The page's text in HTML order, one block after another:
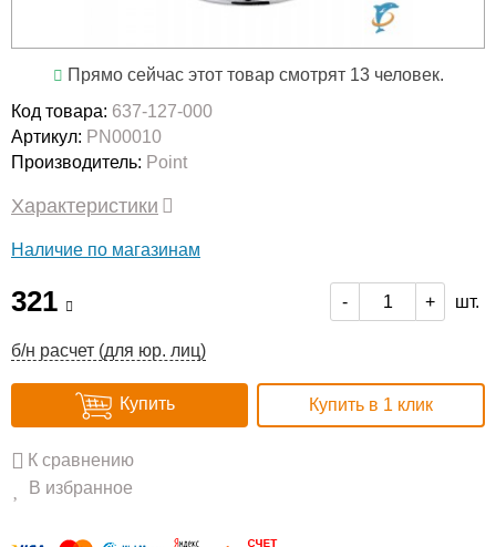
Прямо сейчас этот товар смотрят 13 человек.
Код товара: 637-127-000
Артикул: PN00010
Производитель: Point
Характеристики
Наличие по магазинам
321 - + шт.
б/н расчет (для юр. лиц)
Купить Купить в 1 клик
К сравнению
В избранное